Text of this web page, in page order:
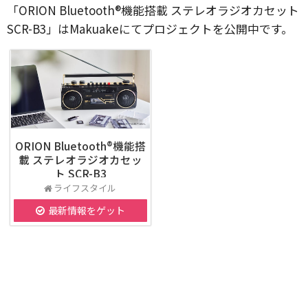
「ORION Bluetooth®機能搭載 ステレオラジオカセット
SCR-B3」はMakuakeにてプロジェクトを公開中です。
ORION Bluetooth®機能搭
載 ステレオラジオカセッ
ト SCR-B3
ライフスタイル
最新情報をゲット